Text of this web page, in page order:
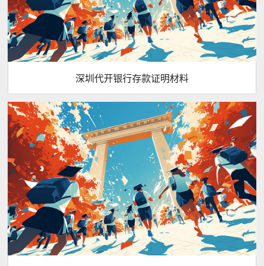
深圳代开银行存款证明材料